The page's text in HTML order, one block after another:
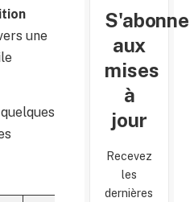
une
aux
mises
à
jour
Recevez
les
dernières